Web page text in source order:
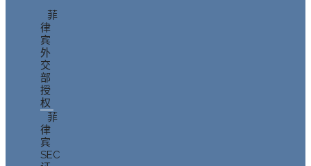
菲
律
宾
外
交
部
授
权
菲
律
宾
SEC